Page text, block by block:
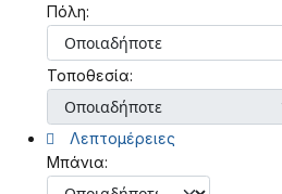
Πόλη:
Τοποθεσία:
Λεπτομέρειες
Μπάνια: